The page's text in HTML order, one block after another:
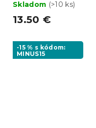
Skladom (>10 ks)
13.50 €
-15 % s kódom:
MINUS15